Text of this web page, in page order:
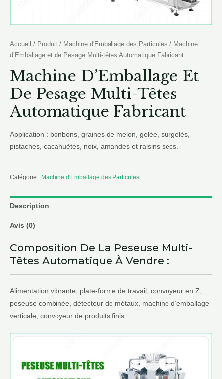
Accueil / Produit / Machine d'Emballage des Particules / Machine
d’Emballage et de Pesage Multi-têtes Automatique Fabricant
Machine D’Emballage Et
De Pesage Multi-Têtes
Automatique Fabricant
Application : bonbons, graines de melon, gelée, surgelés,
pistaches, cacahuètes, noix, amandes et raisins secs.
Catégorie : Machine d'Emballage des Particules
Description
Avis (0)
Composition De La Peseuse Multi-
Têtes Automatique À Vendre :
Alimentation vibrante, plate-forme de travail, convoyeur en Z,
peseuse combinée, détecteur de métaux, machine d’emballage
verticale, convoyeur de produits finis.